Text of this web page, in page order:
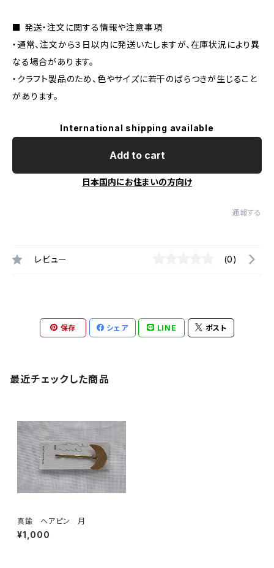
■ 発送・注文に関する情報や注意事項
・通常、注文から３日以内に発送いたしますが、在庫状況により異
なる場合があります。
・クラフト製品のため、色やサイズに若干のばらつきが生じること
があります。
International shipping available
Add to cart
日本国内にお住まいの方向け
通報する
レビュー (0)
保存 シェア LINE ポスト
最近チェックした商品
真鍮 ヘアピン 月
¥1,000